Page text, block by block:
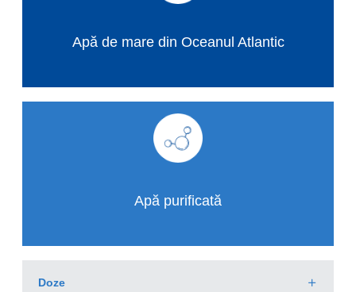
Apă de mare din Oceanul Atlantic
Apă purificată
Doze